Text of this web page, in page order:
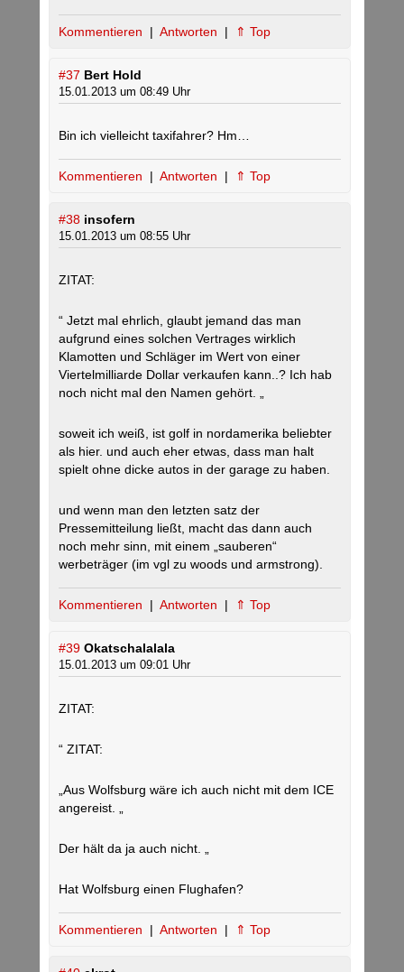
Kommentieren | Antworten | ⇑ Top
#37 Bert Hold
15.01.2013 um 08:49 Uhr
Bin ich vielleicht taxifahrer? Hm…
Kommentieren | Antworten | ⇑ Top
#38 insofern
15.01.2013 um 08:55 Uhr
ZITAT:
“ Jetzt mal ehrlich, glaubt jemand das man
aufgrund eines solchen Vertrages wirklich
Klamotten und Schläger im Wert von einer
Viertelmilliarde Dollar verkaufen kann..? Ich hab
noch nicht mal den Namen gehört. „
soweit ich weiß, ist golf in nordamerika beliebter
als hier. und auch eher etwas, dass man halt
spielt ohne dicke autos in der garage zu haben.
und wenn man den letzten satz der
Pressemitteilung ließt, macht das dann auch
noch mehr sinn, mit einem „sauberen“
werbeträger (im vgl zu woods und armstrong).
Kommentieren | Antworten | ⇑ Top
#39 Okatschalalala
15.01.2013 um 09:01 Uhr
ZITAT:
“ ZITAT:
„Aus Wolfsburg wäre ich auch nicht mit dem ICE
angereist. „
Der hält da ja auch nicht. „
Hat Wolfsburg einen Flughafen?
Kommentieren | Antworten | ⇑ Top